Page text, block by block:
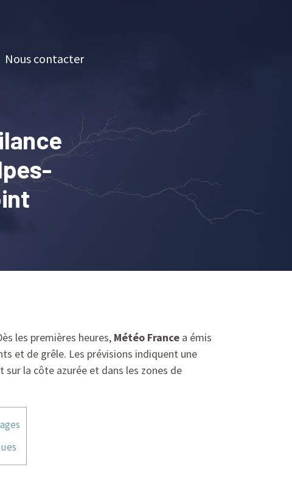
Nous contacter
les premières heures, Météo France a émis
et de grêle. Les prévisions indiquent une
la côte azurée et dans les zones de